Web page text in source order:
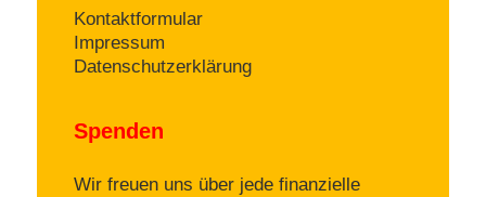
Kontaktformular
Impressum
Datenschutzerklärung
Spenden
Wir freuen uns über jede finanzielle